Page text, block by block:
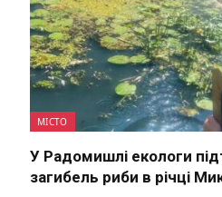
МІСТО
У Радомишлі екологи
загибель риби в річці